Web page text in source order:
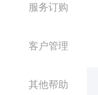
服务订购
客户管理
其他帮助